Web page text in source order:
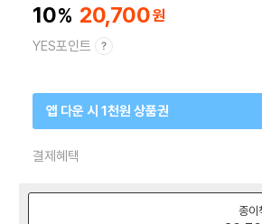
10 20,700
YES포인트
앱 다운 시 1천원 상품권
결제혜택
종이